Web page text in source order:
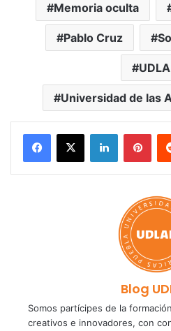
Memoria oculta
Pablo Cruz
Universidad de las
LinkedIn
Blog
Somos partícipes de la
creativos e innovadores, con